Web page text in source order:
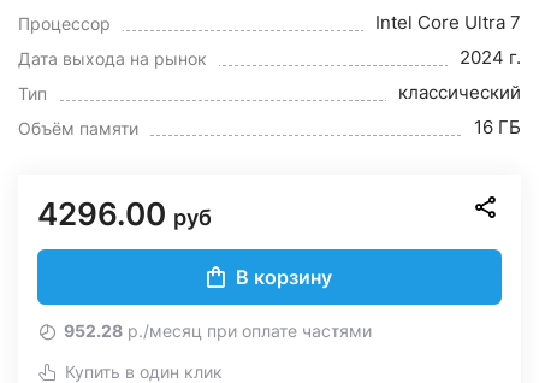
Процессор Intel Core Ultra 7
Дата выхода на рынок 2024 г.
Тип классический
Объём памяти 16 ГБ
4296.00 руб
В корзину
952.28 р./месяц при оплате частями
Купить в один клик